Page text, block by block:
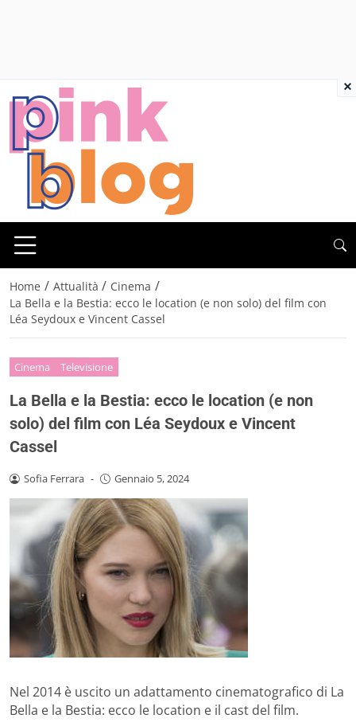
Home / Attualità / Cinema /
La Bella e la Bestia: ecco le location (e non solo) del film con
Léa Seydoux e Vincent Cassel
Cinema Televisione
La Bella e la Bestia: ecco le location (e non
solo) del film con Léa Seydoux e Vincent
Cassel
Sofia Ferrara - Gennaio 5, 2024
Nel 2014 è uscito un adattamento cinematografico di La
Bella e la Bestia: ecco le location e il cast del film.
×